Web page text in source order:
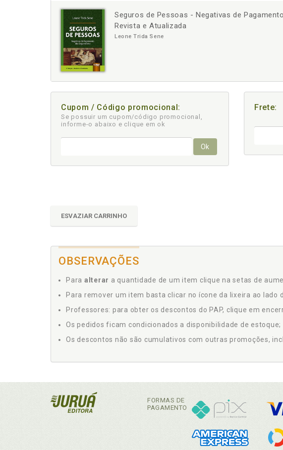
Seguros de Pessoas - Negativas de
Revista e Atualizada
Leone Trida Sene
- +
Cupom / Código promocional:
Se possuir um cupom/código promocional,
informe-o abaixo e clique em ok
Ok
Frete:
ESVAZIAR CARRINHO
OBSERVAÇÕES
Para alterar a quantidade de um item clique na setas de
Para remover um item basta clicar no ícone da lixeira ao lado
Professores: para obter os descontos do PAP, clique em
Os pedidos ficam condicionados a disponibilidade de estoque;
Os descontos não são cumulativos com outras promoções,
FORMAS DE
PAGAMENTO